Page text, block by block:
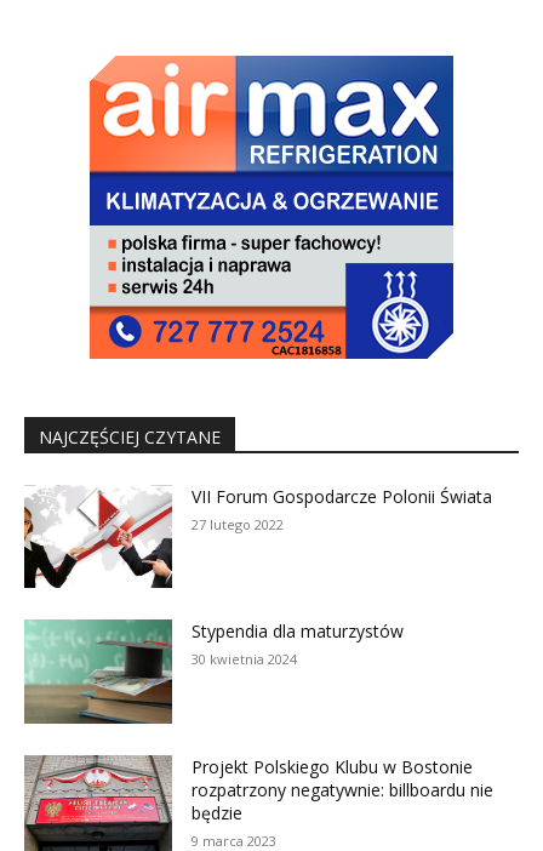
NAJCZĘŚCIEJ CZYTANE
VII Forum Gospodarcze Polonii Świata
27 lutego 2022
Stypendia dla maturzystów
30 kwietnia 2024
Projekt Polskiego Klubu w Bostonie
rozpatrzony negatywnie: billboardu nie
będzie
9 marca 2023